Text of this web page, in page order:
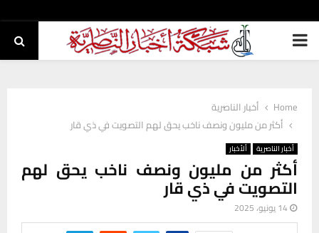
PRIMARY
Home
أخبار الناصرية
أكثر من مليون ونصف ناخب يحق لهم التصويت في ذي قار
أخبار الناصرية ألأخبار
أكثر من مليون ونصف ناخب يحق لهم
التصويت في ذي قار
14 يونيو، 2025